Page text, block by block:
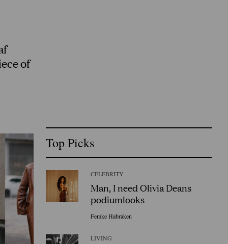
of
Top Picks
CELEBRITY
Man, I need Olivia Deans
podiumlooks
Femke Habraken
LIVING